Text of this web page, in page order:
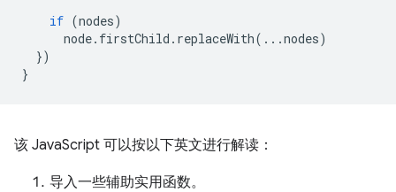
if (nodes)
node. firstChild . replaceWith(...nodes)
})
}
该 JavaScript 可以按以下英文进行解读：
导入一些辅助实用函数。